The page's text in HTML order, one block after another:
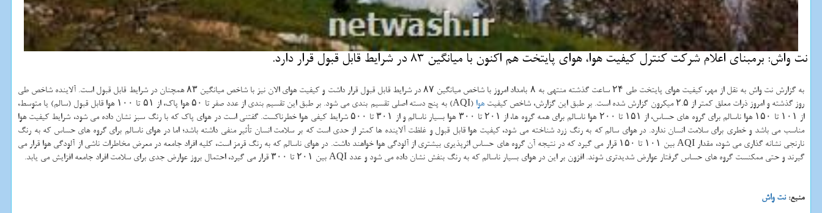
نت واش: برمبنای اعلام شركت كنترل كیفیت هوا، هوای پایتخت هم اكنون با میانگین 83 در شرایط قابل قبول قرار دارد.
به گزارش نت واش به نقل از مهر، کیفیت هوای پایتخت طی ۲۴ ساعت گذشته منتهی به ۸ بامداد امروز با شاخص میانگین ۸۷ در شرایط قابل قبول قرار داشت و کیفیت هوای الان نیز با شاخص میانگین ۸۳ همچنان در شرایط قابل قبول است. آلاینده شاخص طی
روز گذشته و امروز ذرات معلق کمتر از ۲.۵ میکرون گزارش شده است. بر طبق این گزارش، شاخص کیفیت
هوا
(AQI) به پنج دسته اصلی تقسیم بندی می شود. بر طبق این تقسیم بندی از عدد صفر تا ۵۰ هوا پاک، از ۵۱ تا ۱۰۰ هوا قابل قبول (سالم) یا متوسط،
از ۱۰۱ تا ۱۵۰ هوا ناسالم برای گروه های حساس، از ۱۵۱ تا ۲۰۰ هوا ناسالم برای همه گروه ها، از ۲۰۱ تا ۳۰۰ هوا بسیار ناسالم و از ۳۰۱ تا ۵۰۰ شرایط کیفی هوا خطرناکست. گفتنی است در هوای پاک که با رنگ سبز نشان داده می شود، شرایط کیفیت هوا
مناسب می باشد و خطری برای سلامت انسان ندارد. در هوای سالم که به رنگ زرد شناخته می شود، کیفیت هوا قابل قبول و غلظت آلاینده ها کمتر از حدی است که بر سلامت انسان تأثیر منفی داشته باشد؛ اما در هوای ناسالم برای گروه های حساس که به رنگ
نارنجی نشانه گذاری می شود، مقدار AQI بین ۱۰۱ تا ۱۵۰ قرار می گیرد که در نتیجه آن گروه های حساس اثرپذیری بیشتری از آلودگی هوا خواهند داشت. در هوای ناسالم که به رنگ قرمز است، کلیه افراد جامعه در معرض مخاطرات ناشی از آلودگی هوا قرار می
گیرند و حتی ممکنست گروه های حساس گرفتار عوارض شدیدتری شوند. افزون بر این در هوای بسیار ناسالم که به رنگ بنفش نشان داده می شود و عدد AQI بین ۲۰۱ تا ۳۰۰ قرار می گیرد، احتمال بروز عوارض جدی برای سلامت افراد جامعه افزایش می یابد.
منبع:نت واش